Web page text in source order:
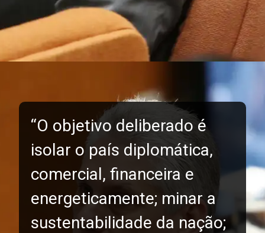
“O objetivo deliberado é
isolar o país diplomática,
comercial, financeira e
energeticamente; minar a
sustentabilidade da nação;